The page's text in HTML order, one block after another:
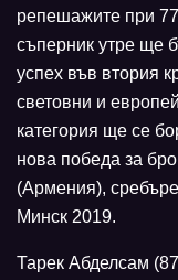
репешажите при
съперник утре ще
успех във втория
световни и
категория ще се
нова победа за
(Армения),
Минск 2019.
Тарек Абделсам